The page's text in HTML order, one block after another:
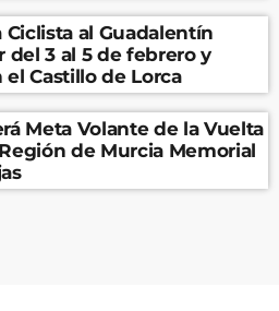
Ciclista al Guadalentín
del 3 al 5 de febrero y
el Castillo de Lorca
Meta Volante de la Vuelta
de Murcia Memorial